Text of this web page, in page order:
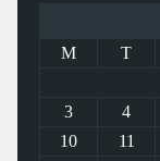
M
T
3
4
10
11